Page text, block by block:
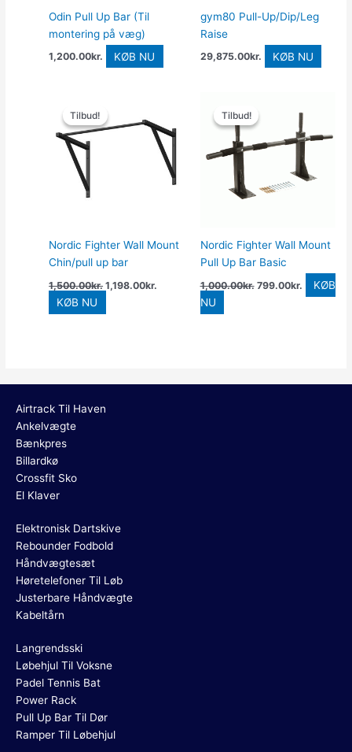
Odin Pull Up Bar (Til
montering på væg)
1,200.00kr. KØB NU
gym80 Pull-Up/Dip/Leg
Raise
29,875.00kr. KØB NU
Tilbud!
Tilbud!
Nordic Fighter Wall Mount
Chin/pull up bar
1,500.00kr.
pris
var:
1,500.00kr..
1,198.00kr.
pris
er:
1,198.00kr..
KØB NU
Tilbud!
Tilbud!
Nordic Fighter Wall Mount
Pull Up Bar Basic
1,000.00kr.
oprindelige
pris
1,000.00kr..
799.00kr.
pris
er:
799.00kr..
KØB
NU
Airtrack Til Haven
Ankelvægte
Bænkpres
Billardkø
Crossfit Sko
El Klaver
Elektronisk Dartskive
Rebounder Fodbold
Håndvægtesæt
Høretelefoner Til Løb
Justerbare Håndvægte
Kabeltårn
Langrendsski
Løbehjul Til Voksne
Padel Tennis Bat
Power Rack
Pull Up Bar Til Dør
Ramper Til Løbehjul